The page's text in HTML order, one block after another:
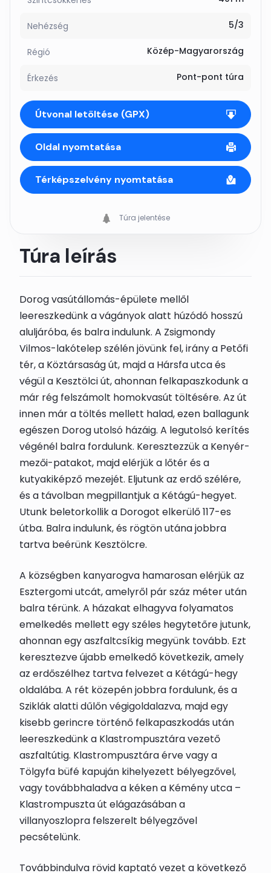
Nehézség 5/3
Régió Közép-Magyarország
Érkezés Pont-pont túra
Útvonal letöltése (GPX)
Oldal nyomtatása
Térképszelvény nyomtatása
Túra jelentése
Túra leírás
Dorogvasútállomás-épülete mellől
leereszkedünk a vágányok alatt húzódó hosszú
aluljáróba, és balra indulunk. A Zsigmondy
Vilmos-lakótelep szélén jövünk fel, irány a Petőfi
tér, a Köztársaság út, majd a Hársfa utca és
végül a Kesztölci út, ahonnan felkapaszkodunk a
már rég felszámolt homokvasút töltésére. Az út
innen már a töltés mellett halad, ezen ballagunk
egészen Dorog utolsó házáig. A legutolsó kerítés
végénél balra fordulunk. Keresztezzük a Kenyér-
mezői-patakot, majd elérjük a lőtér és a
kutyakiképző mezejét. Eljutunk az erdő szélére,
és a távolban megpillantjuk a Kétágú-hegyet.
Utunk beletorkollik a Dorogot elkerülő 117-es
útba. Balra indulunk, és rögtön utána jobbra
tartva beérünk Kesztölcre.
A községben kanyarogva hamarosan elérjük az
Esztergomi utcát, amelyről pár száz méter után
balra térünk. A házakat elhagyva folyamatos
emelkedés mellett egy széles hegytetőre jutunk,
ahonnan egy aszfaltcsíkig megyünk tovább. Ezt
keresztezve újabb emelkedő következik, amely
az erdőszélhez tartva felvezet a Kétágú-hegy
oldalába. A rét közepén jobbra fordulunk, és a
Sziklák alatti dűlőn végigoldalazva, majd egy
kisebb gerincre történő felkapaszkodás után
leereszkedünk a Klastrompusztáravezető
aszfaltútig. Klastrompusztára érve vagy a
Tölgyfa büfé kapuján kihelyezett bélyegzővel,
vagy továbbhaladva a kéken a Kémény utca –
Klastrompuszta út elágazásában a
villanyoszlopra felszerelt bélyegzővel
pecsételünk.
Továbbindulva rövid kaptató vezet a következő